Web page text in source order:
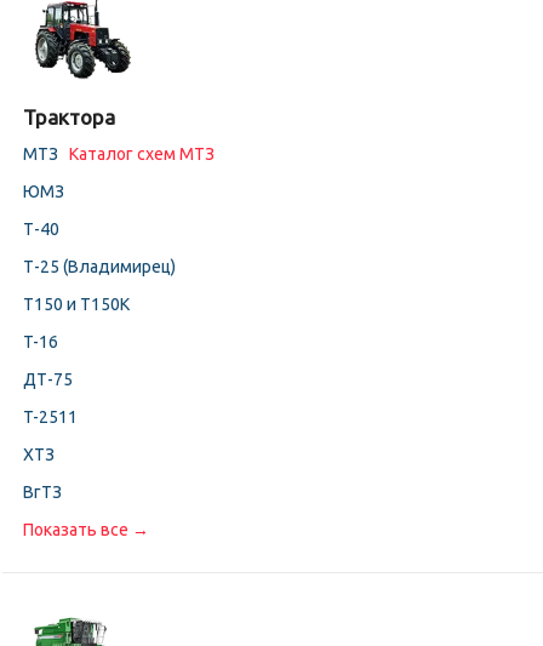
Трактора
МТЗ Каталог схем МТЗ
ЮМЗ
Т-40
Т-25 (Владимирец)
Т150 и Т150К
T-16
ДТ-75
T-2511
ХТЗ
ВгТЗ
Показать все →